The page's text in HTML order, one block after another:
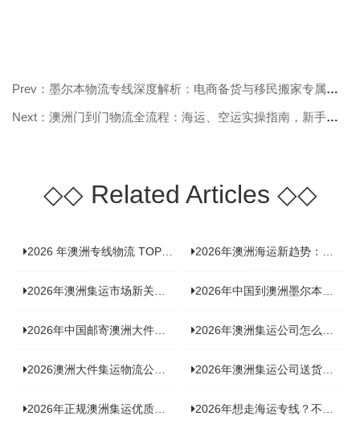
Prev：墨尔本物流专线深度解析：电商备货与移民搬家专属方案
Next：澳洲门到门物流全流程：海运、空运实操指南，新手零踩坑
◇◇Related Articles ◇◇
2026 年澳洲专线物流 TOP10 测评：合规、时效、价格全维度对比 2026年澳洲海运新趋势：大件家具运输有何独特门道？
2026年澳洲集运市场新关注：到底该如何精准计算体积重？ 2026年中国到澳洲墨尔本海运专线，背后隐藏哪些物流新机遇？
2026年中国邮寄澳洲大件运输攻略，快速安全送达的秘诀大揭秘！ 2026年澳洲集运公司怎么选？个人用户与跨境商家避坑全攻略
2026澳洲大件集运物流公司全景分析：市场趋势、选型逻辑与品牌适配 2026年澳洲集运公司送货上门服务哪家好：靠谱品牌选型指南
2026年正规澳洲集运优质供应商盘点：价格透明，无套路不踩坑 2026年想走海运专线？不容错过的达尔文集运海运专线推荐！